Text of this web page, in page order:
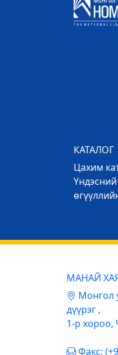
КАТАЛОГ
Цахим
МАНАЙ
Mонгол
дүүрэг ,
1-р хороо,
Факс: